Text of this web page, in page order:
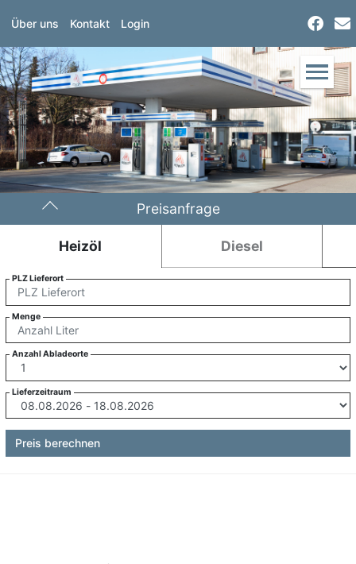
Über uns Kontakt Login
Preisanfrage
Heizöl Diesel
PLZ Lieferort
Menge
Anzahl Abladeorte
Lieferzeitraum
Preis berechnen